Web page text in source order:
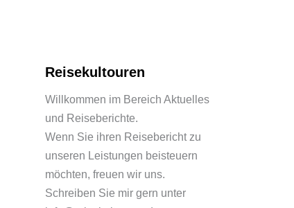
Reisekultouren
Willkommen im Bereich Aktuelles
und Reiseberichte.
Wenn Sie ihren Reisebericht zu
unseren Leistungen beisteuern
möchten, freuen wir uns.
Schreiben Sie mir gern unter